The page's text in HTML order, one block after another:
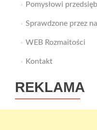
Pomysłowi
Sprawdzone przez
WEB Rozmaitości
Kontakt
REKLAMA